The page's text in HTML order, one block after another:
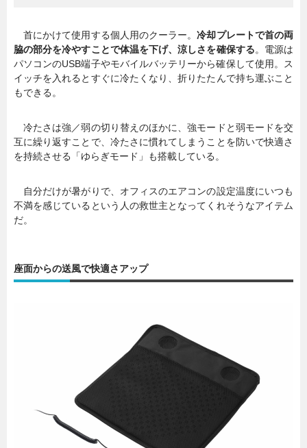
首にかけて使用する個人用のクーラー。冷却プレートで首の両
脇の部分を冷やすことで体温を下げ、涼しさを確保する。電源は
パソコンのUSB端子やモバイルバッテリーから確保して使用。ス
イッチを入れるとすぐに冷たくなり、折りたたんで持ち運ぶこと
もできる。
冷たさは強／弱の切り替えのほかに、強モードと弱モードを交
互に繰り返すことで、冷たさに慣れてしまうことを防いで快適さ
を持続させる「ゆらぎモード」も搭載している。
自分だけが暑がりで、オフィスのエアコンの設定温度にいつも
不満を感じているという人の救世主となってくれそうなアイテム
だ。
座面からの送風で快適さアップ